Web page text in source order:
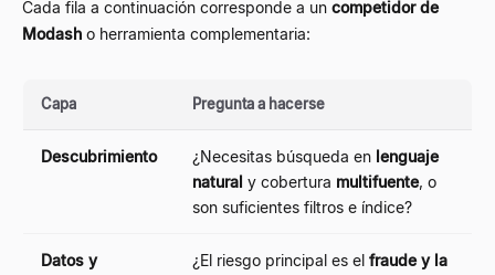
Cada fila a continuación corresponde a un competidor de
Modash o herramienta complementaria:
Capa Pregunta a hacerse
Descubrimiento ¿Necesitas búsqueda en lenguaje
natural y cobertura multifuente, o
son suficientes filtros e índice?
Datos y
¿El riesgo principal es el fraude y la